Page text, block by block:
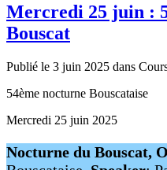
Mercredi 25 juin :
Bouscat
Publié le 3 juin 2025 dans
54ème nocturne Bouscataise
Mercredi 25 juin 2025
Nocturne du Bouscat,